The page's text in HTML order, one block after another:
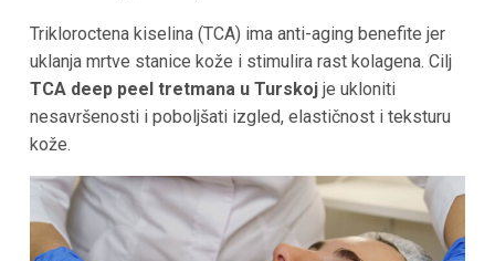
Trikloroctena kiselina (TCA) ima anti-aging benefite jer
uklanja mrtve stanice kože i stimulira rast kolagena. Cilj
TCA deep peel tretmana u Turskojje ukloniti
nesavršenosti i poboljšati izgled, elastičnost i teksturu
kože.